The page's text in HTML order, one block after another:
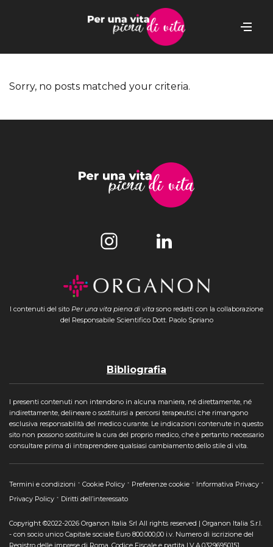
Sorry, no posts matched your criteria.
I contenuti del sito Per una vita piena di vita sono redatti con la collaborazione
del Responsabile Scientifico Dott. Paolo Spriano
Bibliografia
I presenti contenuti non intendono in alcuna maniera, né direttamente, né
indirettamente, delineare o sostituirsi a percorsi terapeutici che rimangono
esclusiva responsabilità del medico curante. Le indicazioni contenute in questo
sito non possono sostituire la cura del proprio medico, che è pertanto necessario
consultare prima di intraprendere qualsiasi cambiamento dello stile di vita.
Termini e condizioni Cookie Policy Preferenze cookie
Informativa Privacy
Privacy Policy
Diritti dell’interessato
Copyright ©2022-2026 Organon Italia Srl All rights reserved | Organon Italia S.r.l.
- con socio unico Capitale sociale Euro 800.000,00 i.v. Numero di iscrizione del
Registro delle imprese di Roma, Codice Fiscale e partita I.V.A.03296950151